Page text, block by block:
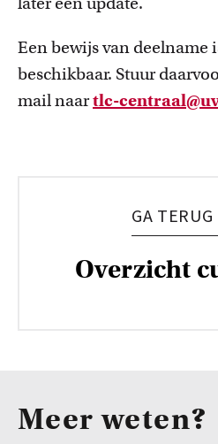
Een bewijs van deelname
beschikbaar. Stuur
mail naartlc-
GA TERUG
Overzicht
Meer weten?